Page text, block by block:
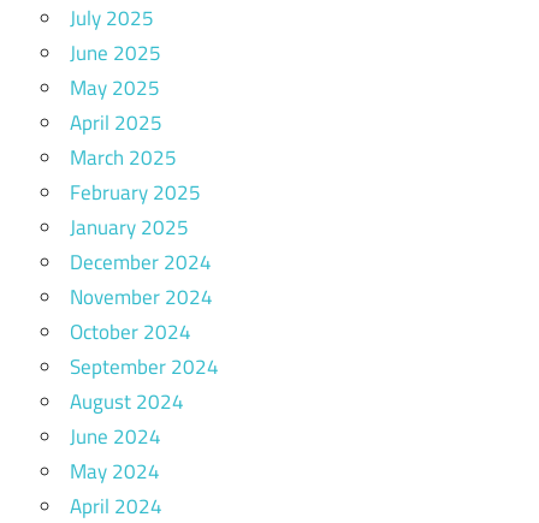
July 2025
June 2025
May 2025
April 2025
March 2025
February 2025
January 2025
December 2024
November 2024
October 2024
September 2024
August 2024
June 2024
May 2024
April 2024